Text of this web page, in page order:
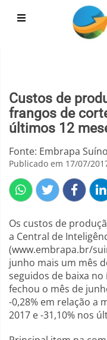
Custos de
frangos de
últimos 12
Fonte: Embrapa
Publicado em 17/07/
Os custos de
a Central de
(www.embrapa.br/
junho mais um mês
seguidos de baixa no
fechou o mês de
-0,28% em relação a
2017 e -31,10% nos